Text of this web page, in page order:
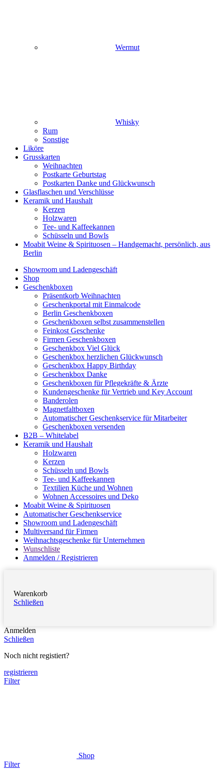
Wermut
Whisky
Rum
Sonstige
Liköre
Grusskarten
Weihnachten
Postkarte Geburtstag
Postkarten Danke und Glückwunsch
Glasflaschen und Verschlüsse
Keramik und Haushalt
Kerzen
Holzwaren
Tee- und Kaffeekannen
Schüsseln und Bowls
Moabit Weine & Spirituosen – Handgemacht, persönlich, aus
Berlin
Showroom und Ladengeschäft
Shop
Geschenkboxen
Präsentkorb Weihnachten
Geschenkportal mit Einmalcode
Berlin Geschenkboxen
Geschenkboxen selbst zusammenstellen
Feinkost Geschenke
Firmen Geschenkboxen
Geschenkbox Viel Glück
Geschenkbox herzlichen Glückwunsch
Geschenkbox Happy Birthday
Geschenkbox Danke
Geschenkboxen für Pflegekräfte & Ärzte
Kundengeschenke für Vertrieb und Key Account
Banderolen
Magnetfaltboxen
Automatischer Geschenkservice für Mitarbeiter
Geschenkboxen versenden
B2B – Whitelabel
Keramik und Haushalt
Holzwaren
Kerzen
Schüsseln und Bowls
Tee- und Kaffeekannen
Textilien Küche und Wohnen
Wohnen Accessoires und Deko
Moabit Weine & Spirituosen
Automatischer Geschenkservice
Showroom und Ladengeschäft
Multiversand für Firmen
Weihnachtsgeschenke für Unternehmen
Wunschliste
Anmelden / Registrieren
Warenkorb
Schließen
Anmelden
Schließen
Noch nicht registiert?
registrieren
Filter
Shop
Filter